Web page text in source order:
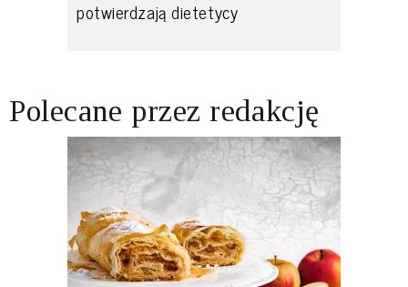
potwierdzają dietetycy
Polecane przez redakcję